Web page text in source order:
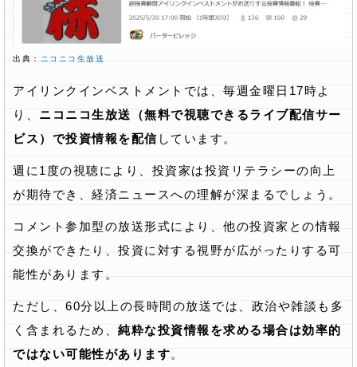
出典： ニコニコ生放送
アイリンクインベストメントでは、毎週金曜日17時よ
り、 ニコニコ生放送（無料で視聴できるライブ配信サー
ビス）で投資情報を配信 しています。
週に1度の視聴により、投資家は投資リテラシーの向上
が期待でき、経済ニュースへの理解が深まるでしょう。
コメント参加型の放送形式により、他の投資家との情報
交換ができたり、投資に対する視野が広がったりする可
能性があります。
ただし、60分以上の長時間の放送では、政治や雑談も多
く含まれるため、 純粋な投資情報を求める場合は効率的
ではない可能性があります。